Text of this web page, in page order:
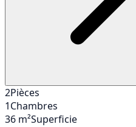
2Pièces
1Chambres
36 m²Superficie